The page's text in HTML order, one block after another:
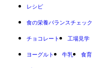
レシピ
食の栄養バランスチェック
チョコレート 工場見学
ヨーグルト 牛乳 食育